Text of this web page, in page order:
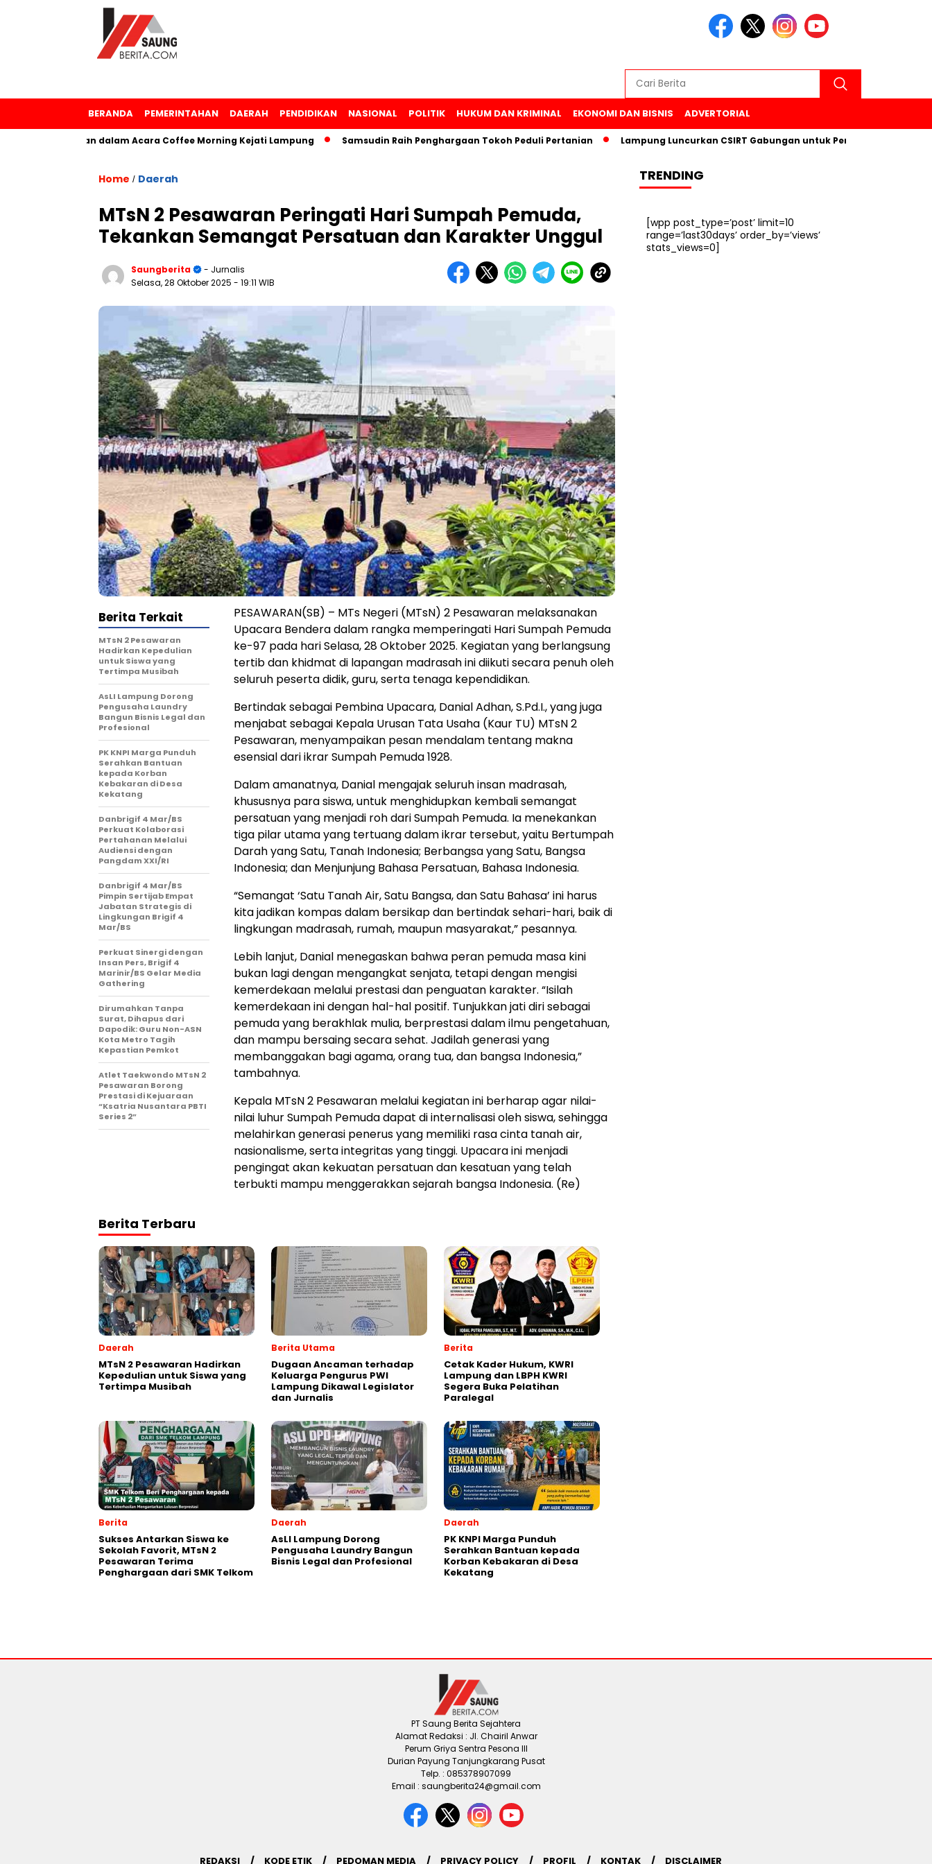
BERANDA PEMERINTAHAN DAERAH PENDIDIKAN NASIONAL POLITIK HUKUM DAN KRIMINAL EKONOMI DAN BISNIS ADVERTORIAL
Penghargaan dalam Acara Coffee Morning Kejati Lampung Samsudin Raih Penghargaan Tokoh Peduli Pertanian Lampung Luncurkan CSIRT Gabungan untuk Perkuat Keamanan Siber
Home / Daerah
MTsN 2 Pesawaran Peringati Hari Sumpah Pemuda,
Tekankan Semangat Persatuan dan Karakter Unggul
Saungberita
- Jurnalis
Selasa, 28 Oktober 2025 - 19:11 WIB
PESAWARAN(SB) – MTs Negeri (MTsN) 2 Pesawaran melaksanakan
Upacara Bendera dalam rangka memperingati Hari Sumpah Pemuda
ke-97 pada hari Selasa, 28 Oktober 2025. Kegiatan yang berlangsung
tertib dan khidmat di lapangan madrasah ini diikuti secara penuh oleh
seluruh peserta didik, guru, serta tenaga kependidikan.
Bertindak sebagai Pembina Upacara, Danial Adhan, S.Pd.I., yang juga
menjabat sebagai Kepala Urusan Tata Usaha (Kaur TU) MTsN 2
Pesawaran, menyampaikan pesan mendalam tentang makna
esensial dari ikrar Sumpah Pemuda 1928.
Dalam amanatnya, Danial mengajak seluruh insan madrasah,
khususnya para siswa, untuk menghidupkan kembali semangat
persatuan yang menjadi roh dari Sumpah Pemuda. Ia menekankan
tiga pilar utama yang tertuang dalam ikrar tersebut, yaitu Bertumpah
Darah yang Satu, Tanah Indonesia; Berbangsa yang Satu, Bangsa
Indonesia; dan Menjunjung Bahasa Persatuan, Bahasa Indonesia.
“Semangat ‘Satu Tanah Air, Satu Bangsa, dan Satu Bahasa’ ini harus
kita jadikan kompas dalam bersikap dan bertindak sehari-hari, baik di
lingkungan madrasah, rumah, maupun masyarakat,” pesannya.
Lebih lanjut, Danial menegaskan bahwa peran pemuda masa kini
bukan lagi dengan mengangkat senjata, tetapi dengan mengisi
kemerdekaan melalui prestasi dan penguatan karakter. “Isilah
kemerdekaan ini dengan hal-hal positif. Tunjukkan jati diri sebagai
pemuda yang berakhlak mulia, berprestasi dalam ilmu pengetahuan,
dan mampu bersaing secara sehat. Jadilah generasi yang
membanggakan bagi agama, orang tua, dan bangsa Indonesia,”
tambahnya.
Kepala MTsN 2 Pesawaran melalui kegiatan ini berharap agar nilai-
nilai luhur Sumpah Pemuda dapat di internalisasi oleh siswa, sehingga
melahirkan generasi penerus yang memiliki rasa cinta tanah air,
nasionalisme, serta integritas yang tinggi. Upacara ini menjadi
pengingat akan kekuatan persatuan dan kesatuan yang telah
terbukti mampu menggerakkan sejarah bangsa Indonesia. (Re)
Berita Terkait
MTsN 2 Pesawaran
Hadirkan Kepedulian
untuk Siswa yang
Tertimpa Musibah
AsLI Lampung Dorong
Pengusaha Laundry
Bangun Bisnis Legal dan
Profesional
PK KNPI Marga Punduh
Serahkan Bantuan
kepada Korban
Kebakaran di Desa
Kekatang
Danbrigif 4 Mar/BS
Perkuat Kolaborasi
Pertahanan Melalui
Audiensi dengan
Pangdam XXI/RI
Danbrigif 4 Mar/BS
Pimpin Sertijab Empat
Jabatan Strategis di
Lingkungan Brigif 4
Mar/BS
Perkuat Sinergi dengan
Insan Pers, Brigif 4
Marinir/BS Gelar Media
Gathering
Dirumahkan Tanpa
Surat, Dihapus dari
Dapodik: Guru Non-ASN
Kota Metro Tagih
Kepastian Pemkot
Atlet Taekwondo MTsN 2
Pesawaran Borong
Prestasi di Kejuaraan
“Ksatria Nusantara PBTI
Series 2”
Berita Terbaru
Daerah
MTsN 2 Pesawaran Hadirkan
Kepedulian untuk Siswa yang
Tertimpa Musibah
Berita Utama
Dugaan Ancaman terhadap
Keluarga Pengurus PWI
Lampung Dikawal Legislator
dan Jurnalis
Berita
Cetak Kader Hukum, KWRI
Lampung dan LBPH KWRI
Segera Buka Pelatihan
Paralegal
Berita
Sukses Antarkan Siswa ke
Sekolah Favorit, MTsN 2
Pesawaran Terima
Penghargaan dari SMK Telkom
Daerah
AsLI Lampung Dorong
Pengusaha Laundry Bangun
Bisnis Legal dan Profesional
Daerah
PK KNPI Marga Punduh
Serahkan Bantuan kepada
Korban Kebakaran di Desa
Kekatang
TRENDING
[wpp post_type=’post’ limit=10
range=’last30days’ order_by=’views’
stats_views=0]
PT Saung Berita Sejahtera
Alamat Redaksi : Jl. Chairil Anwar
Perum Griya Sentra Pesona III
Durian Payung Tanjungkarang Pusat
Telp. : 085378907099
Email : saungberita24@gmail.com
REDAKSI KODE ETIK PEDOMAN MEDIA PRIVACY POLICY PROFIL KONTAK DISCLAIMER